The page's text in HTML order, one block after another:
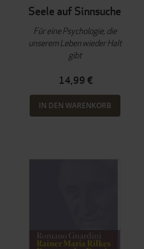
Seele auf Sinnsuche
Für eine Psychologie, die
unserem Leben wieder Halt
gibt
14,99 €
IN DEN WARENKORB